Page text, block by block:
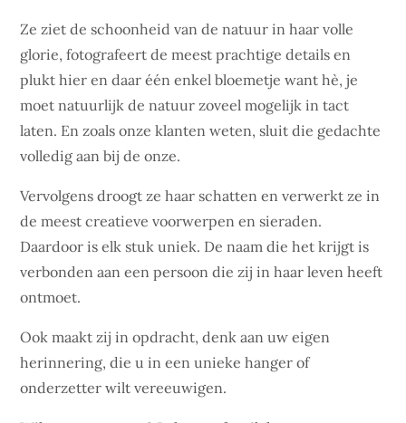
Ze ziet de schoonheid van de natuur in haar volle
glorie, fotografeert de meest prachtige details en
plukt hier en daar één enkel bloemetje want hè, je
moet natuurlijk de natuur zoveel mogelijk in tact
laten. En zoals onze klanten weten, sluit die gedachte
volledig aan bij de onze.
Vervolgens droogt ze haar schatten en verwerkt ze in
de meest creatieve voorwerpen en sieraden.
Daardoor is elk stuk uniek. De naam die het krijgt is
verbonden aan een persoon die zij in haar leven heeft
ontmoet.
Ook maakt zij in opdracht, denk aan uw eigen
herinnering, die u in een unieke hanger of
onderzetter wilt vereeuwigen.